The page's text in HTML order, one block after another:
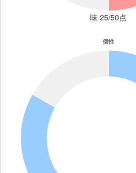
味 25/50点